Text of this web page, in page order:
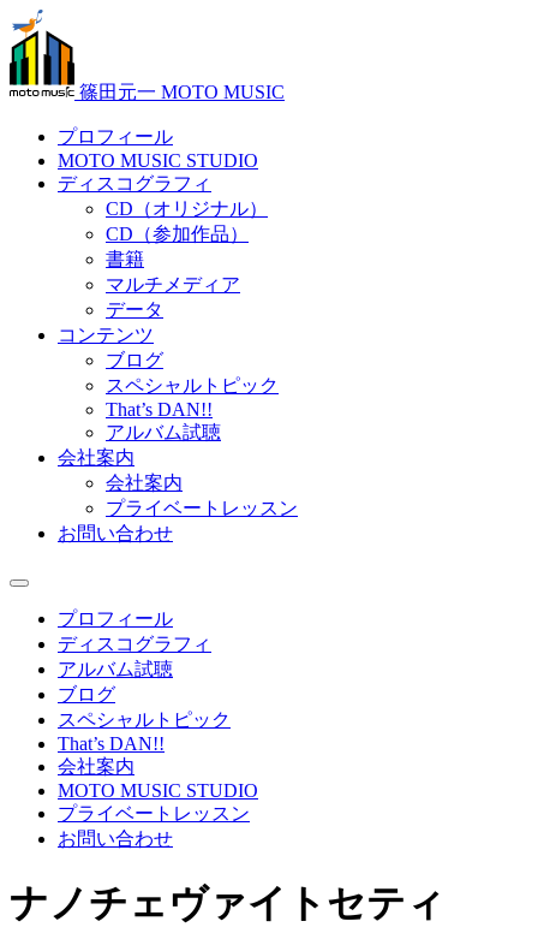
篠田元一 MOTO MUSIC
プロフィール
MOTO MUSIC STUDIO
ディスコグラフィ
CD（オリジナル）
CD（参加作品）
書籍
マルチメディア
データ
コンテンツ
ブログ
スペシャルトピック
That’s DAN!!
アルバム試聴
会社案内
会社案内
プライベートレッスン
お問い合わせ
プロフィール
ディスコグラフィ
アルバム試聴
ブログ
スペシャルトピック
That’s DAN!!
会社案内
MOTO MUSIC STUDIO
プライベートレッスン
お問い合わせ
ナノチェヴァイトセティ